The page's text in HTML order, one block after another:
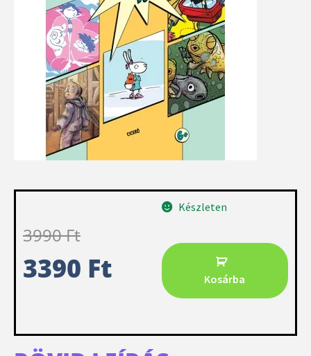
3990Ft
3390 Ft
Készleten
Kosárba